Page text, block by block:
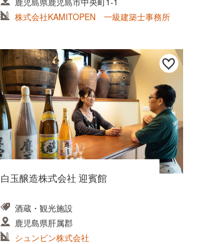
株式会社KAMITOPEN 一級建築士事務所
白玉醸造株式会社 迎賓館
酒蔵・観光施設
鹿児島県肝属郡
シュンビン株式会社